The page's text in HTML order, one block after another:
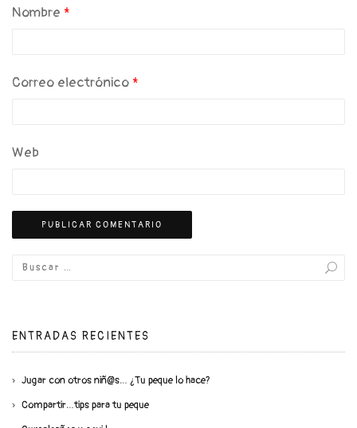
Nombre *
Correo electrónico *
Web
ENTRADAS RECIENTES
Jugar con otros niñ@s… ¿Tu peque lo hace?
Compartir…tips para tu peque